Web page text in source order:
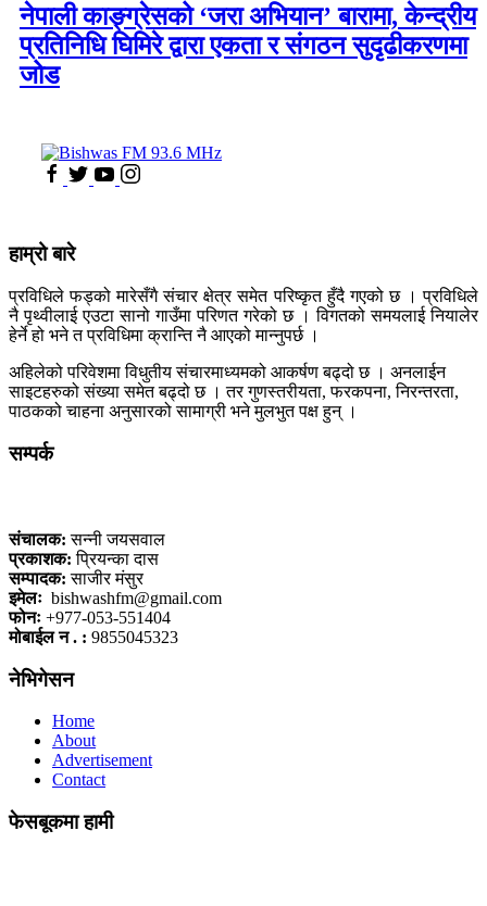
नेपाली काङ्ग्रेसको ‘जरा अभियान’ बारामा, केन्द्रीय
प्रतिनिधि घिमिरे द्वारा एकता र संगठन सुदृढीकरणमा
जोड
हाम्रो बारे
प्रविधिले फड्को मारेसँगै संचार क्षेत्र समेत परिष्कृत हुँदै गएको छ । प्रविधिले
नै पृथ्वीलाई एउटा सानो गाउँमा परिणत गरेको छ । विगतको समयलाई नियालेर
हेर्ने हो भने त प्रविधिमा क्रान्ति नै आएको मान्नुपर्छ ।
अहिलेको परिवेशमा विधुतीय संचारमाध्यमको आकर्षण बढ्दो छ । अनलाईन
साइटहरुको संख्या समेत बढ्दो छ । तर गुणस्तरीयता, फरकपना, निरन्तरता,
पाठकको चाहना अनुसारको सामाग्री भने मुलभुत पक्ष हुन् ।
सम्पर्क
संचालक: सन्नी जयसवाल
प्रकाशक: प्रियन्का दास
सम्पादक: साजीर मंसुर
इमेलः bishwashfm@gmail.com
फोनः +977-053-551404
मोबाईल न . : 9855045323
नेभिगेसन
Home
About
Advertisement
Contact
फेसबूकमा हामी